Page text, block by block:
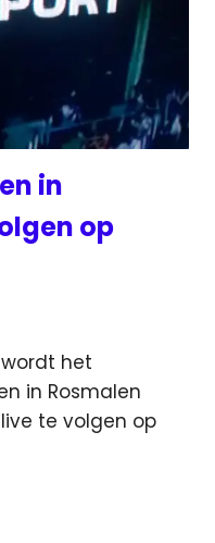
in
op
het
in Rosmalen
te volgen op